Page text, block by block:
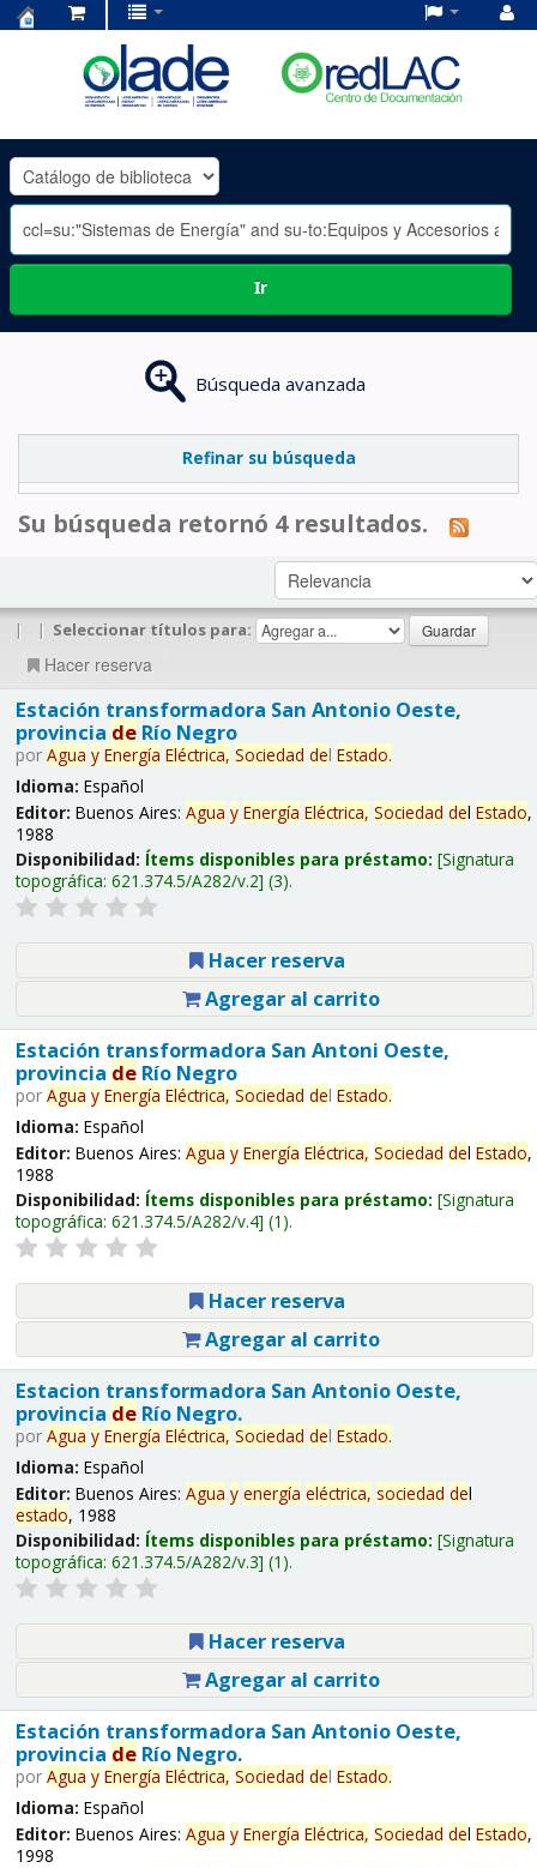
OLADE
-
Ir
Búsqueda avanzada
Refinar su búsqueda
Su búsqueda retornó 4 resultados.
| | Seleccionar títulos para:
Hacer reserva
Estación transformadora San Antonio Oeste,
provincia deRío Negro
por Agua y Energía Eléctrica, Sociedad del Estado.
Idioma: Español
Editor: Buenos Aires: Agua y Energía Eléctrica, Sociedad del Estado,
1988
Disponibilidad: Ítems disponibles para préstamo: Signatura
topográfica: 621.374.5/A282/v.2 (3).
Hacer reserva
Agregar al carrito
Estación transformadora San Antoni Oeste,
provincia deRío Negro
por Agua y Energía Eléctrica, Sociedad del Estado.
Idioma: Español
Editor: Buenos Aires: Agua y Energía Eléctrica, Sociedad del Estado,
1988
Disponibilidad: Ítems disponibles para préstamo: Signatura
topográfica: 621.374.5/A282/v.4 (1).
Hacer reserva
Agregar al carrito
Estacion transformadora San Antonio Oeste,
provincia deRío Negro.
por Agua y Energía Eléctrica, Sociedad del Estado.
Idioma: Español
Editor: Buenos Aires: Agua y energía eléctrica, sociedad del
estado, 1988
Disponibilidad: Ítems disponibles para préstamo: Signatura
topográfica: 621.374.5/A282/v.3 (1).
Hacer reserva
Agregar al carrito
Estación transformadora San Antonio Oeste,
provincia deRío Negro.
por Agua y Energía Eléctrica, Sociedad del Estado.
Idioma: Español
Editor: Buenos Aires: Agua y Energía Eléctrica, Sociedad del Estado,
1998